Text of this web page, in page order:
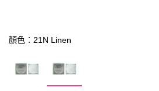
顏色：21N Linen